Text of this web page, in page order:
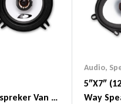
Van 5-
Audio,
5″x7″
Way